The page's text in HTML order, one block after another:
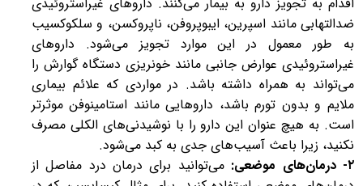
ضدالتهابی مانند اسپرین، ایبوپروفن، ناپروکسن، و سلکوکسیب
به طور معمول در این موارد تجویز می‌شود. داروهای
غیراستروئیدی عوارض جانبی مانند خونریزی دستگاه گوارش را
می‌تواند به همراه داشته باشد. در مواردی که علائم بیماری
ملایم و بدون تورم باشد، داروهایی مانند استامینوفن موثرتر
است. به هیچ عنوان این دارو را با نوشیدنی‌های الکلی مصرف
نکنید، زیرا باعث آسیب‌های جدی به کبد می‌شود.
۲- درمان‌های موضعی:
می‌توانید برای درمان درد مفاصل از